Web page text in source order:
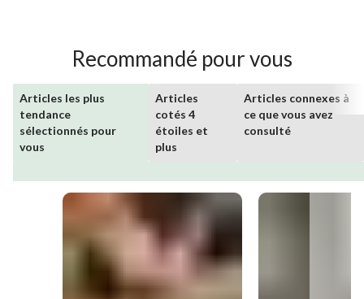
Recommandé pour vous
Articles les plus
tendance
sélectionnés pour
vous
Articles
cotés 4
étoiles et
plus
Articles connexes à
ce que vous avez
consulté
Media Carousel
Carousel with product photos. Use the previous and next